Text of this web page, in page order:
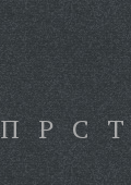
П Р С Т